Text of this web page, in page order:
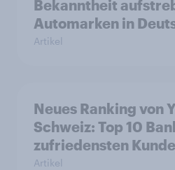
Bekanntheit
Automarken in
Artikel
Neues Ranking von
Schweiz: Top 10
zufriedensten
Artikel